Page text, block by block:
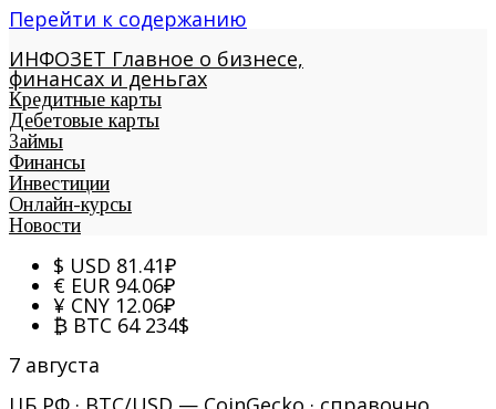
Перейти к содержанию
ИНФОЗЕТ Главное о бизнесе,
финансах и деньгах
Кредитные карты
Дебетовые карты
Займы
Финансы
Инвестиции
Онлайн-курсы
Новости
$ USD 81.41₽
€ EUR 94.06₽
¥ CNY 12.06₽
₿ BTC 64 234$
7 августа